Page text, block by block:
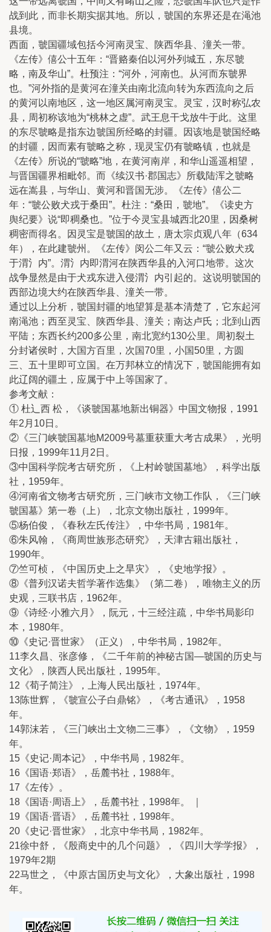
战到此，而非长期实据其地。所以，虢国的东界还是在渑池
县境。
西面，虢国疆域包括今河南灵宝、陕西华县、潼关一带。
《左传》僖公十五年：“晋赂秦伯以河外列城五，东尽虢
略，南及华山”。杜预注：“河外，河南也。从河而东虢界
也。”河外指的是黄河在潼关由南北流向转为东西流向之后
的黄河以南地区，这一地区属河南灵宝。灵宝，汉时称弘农
县，周初称该地为“桃林之虚”。武王息干戈放牛于此。这里
的东尽虢略是指东边虢国所经略的封疆。因该地是虢国经略
的封疆，因而素有虢略之称，现灵宝仍有虢略镇，也就是
《左传》所说的“虢略”地，在黄河南岸，和华山遥遥相望，
与晋国疆界相毗邻。而《续汉书·郡国志》所载陆浑之虢略
远在嵩县，与华山、黄河和晋国无涉。《左传》僖公二
年：“虢公败犬戎于桑田”。杜注：“桑田，虢地”。《读史方
舆纪要》说“即稠桑也。”位于今灵宝县城西北20里，因桑树
稠密而得名。因灵宝是虢国的故土，唐太宗贞观八年（634
年），在此建虢州。《左传》闵公二年又云：“虢公败犬戎
于渭氵内”。渭氵内即渭河在陕西华县的入河口地带。这次
战争显然是由于犬戎东进入侵渭氵内引起的。这说明虢国的
西部边境大约在陕西华县、潼关一带。
通过以上分析，虢国封疆的地望算是基本清楚了，它东起河
南渑池；西至灵宝、陕西华县、潼关；南达卢氏；北到山西
平陆；东西长约200多公里，南北宽约130公里。周初裂土
分封诸侯时，大国方百里，次国70里，小国50里，方圆
三、五十里即可立国。在万邦林立的情况下，虢国能拥有如
此辽阔的疆土，应属于中上等国家了。
参考文献：
① 杜辶西 松，《谈虢国墓地新出铜器》中国文物报，1991
年2月10日。
②《三门峡虢国墓地M2009号墓重获重大考古成果》，光明
日报，1999年11月2日。
③中国科学院考古研究所，《上村岭虢国墓地》，科学出版
社，1959年。
④河南省文物考古研究所，三门峡市文物工作队，《三门峡
虢国墓》第一卷（上），北京文物出版社，1999年。
⑤杨伯俊，《春秋左氏传注》，中华书局，1981年。
⑥朱风翰，《商周世族形态研究》，天津古籍出版社，
1990年。
⑦竺可桢，《中国历史上之旱灾》，《史地学报》。
⑧《普列汉诺夫哲学著作选集》（第二卷），唯物主义的历
史观，三联书店，1962年。
⑨《诗经·小雅六月》，阮元，十三经注疏，中华书局影印
本，1980年。
⑩《史记·晋世家》（正义），中华书局，1982年。
11李久昌、张彦修，《二千年前的神秘古国—虢国的历史与
文化》，陕西人民出版社，1995年。
12《荀子简注》，上海人民出版社，1974年。
13陈世辉，《虢宣公子白鼎铭》，《考古通讯》，1958
年。
14郭沫若，《三门峡出土文物二三事》，《文物》，1959
年。
15《史记·周本记》，中华书局，1982年。
16《国语·郑语》，岳麓书社，1988年。
17《左传》。
18《国语·周语上》，岳麓书社，1998年。 ｜
19《国语·晋语》，岳麓书社，1998年。
20《史记·晋世家》，北京中华书局，1982年。
21徐中舒，《殷商史中的几个问题》，《四川大学学报》，
1979年2期
22马世之，《中原古国历史与文化》，大象出版社，1998
年。